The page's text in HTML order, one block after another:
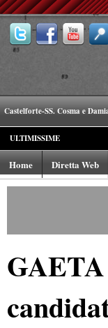
Castelforte-SS. Cosma e
ULTIMISSIME
Home Diretta Web